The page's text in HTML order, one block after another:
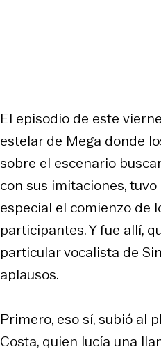
El episodio de este
estelar de Mega donde
sobre el escenario
con sus imitaciones,
especial el comienzo de
participantes. Y fue allí,
particular vocalista de
aplausos.
Primero, eso sí, subió al
Costa, quien lucía una